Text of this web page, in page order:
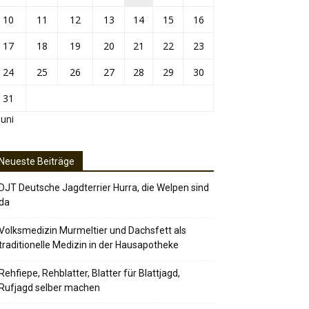
10 11 12 13 14 15
16
17
18 19 20 21 22
23
24
25 26 27 28 29
30
31
Beiträge
Deutsche Jagdterrier Hurra, die Welpen sind
Murmeltier und Dachsfett als
Medizin in der Hausapotheke
Rehblatter, Blatter für Blattjagd,
selber machen